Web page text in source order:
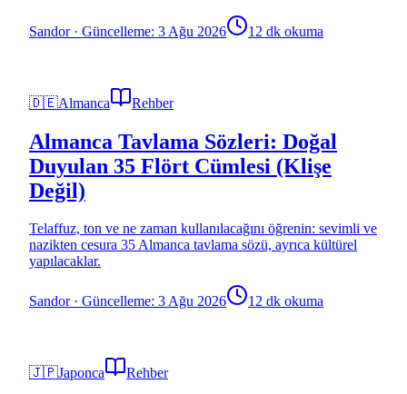
Sandor· Güncelleme: 3 Ağu 2026 12 dk okuma
🇩🇪Almanca Rehber
Almanca Tavlama Sözleri: Doğal
Duyulan 35 Flört Cümlesi (Klişe
Değil)
Telaffuz, ton ve ne zaman kullanılacağını öğrenin: sevimli ve
nazikten cesura 35 Almanca tavlama sözü, ayrıca kültürel
yapılacaklar.
Sandor· Güncelleme: 3 Ağu 2026 12 dk okuma
🇯🇵Japonca Rehber